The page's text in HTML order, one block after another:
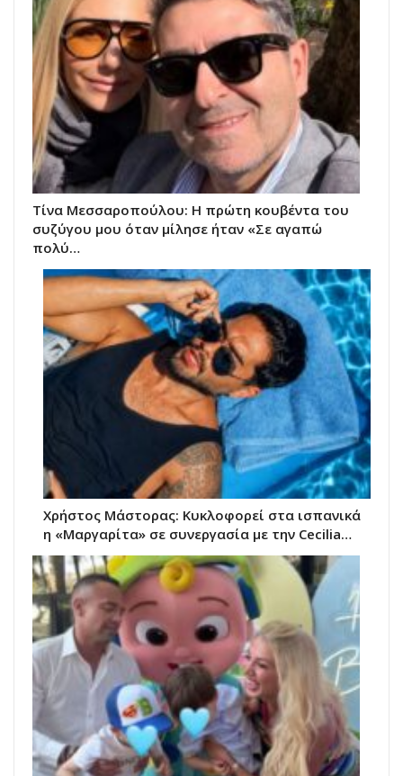
Τίνα Μεσσαροπούλου: Η πρώτη κουβέντα του
συζύγου μου όταν μίλησε ήταν «Σε αγαπώ
πολύ…
Χρήστος Μάστορας: Κυκλοφορεί στα ισπανικά
η «Μαργαρίτα» σε συνεργασία με την Cecilia…